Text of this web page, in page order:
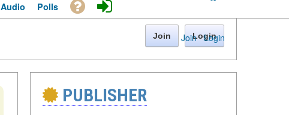
Join · Login
Audio Polls
Join Login
PUBLISHER